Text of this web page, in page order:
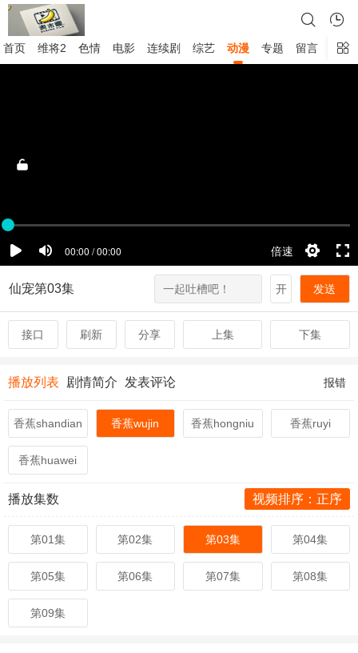
首页 维将2 色情 电影 连续剧 综艺 动漫 专题 留言
仙宠第03集 开 发送
接口 刷新 分享 上集 下集
播放列表 剧情简介 发表评论 报错
香蕉shandian 香蕉wujin 香蕉hongniu 香蕉ruyi
香蕉huawei
播放集数 视频排序：正序
第01集 第02集 第03集 第04集
第05集 第06集 第07集 第08集
第09集